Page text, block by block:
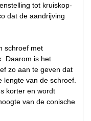
tot kruiskop-
dat de aandrijving
schroef met
Daarom is het
zo aan te geven dat
van de schroef.
korter en wordt
van de conische